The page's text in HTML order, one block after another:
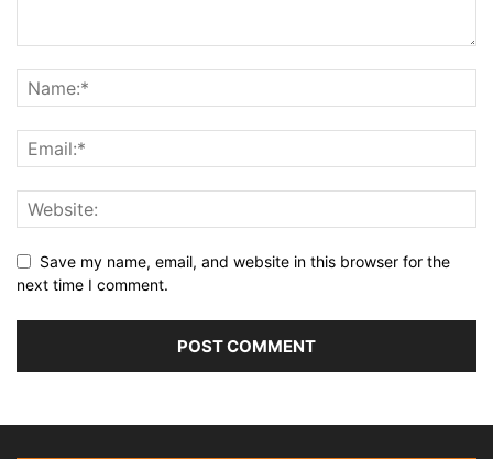
Save my name, email, and website in this browser for the
next time I comment.